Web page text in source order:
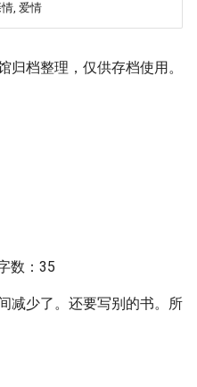
, 爱情
归档整理，仅供存档使用。
数：35
减少了。还要写别的书。所